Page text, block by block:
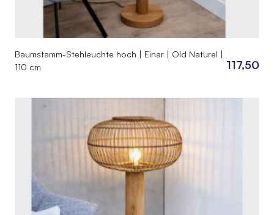
Baumstamm-Stehleuchte hoch | Einar | Old Naturel |
110 cm
117,50